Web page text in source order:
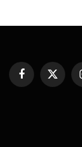
FacebookX
(Twitter)